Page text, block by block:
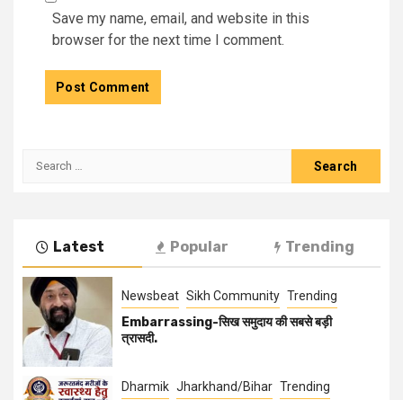
Save my name, email, and website in this
browser for the next time I comment.
Latest Popular Trending
Newsbeat Sikh Community Trending
Embarrassing-सिख समुदाय की सबसे बड़ी
त्रासदी.
Dharmik Jharkhand/Bihar Trending